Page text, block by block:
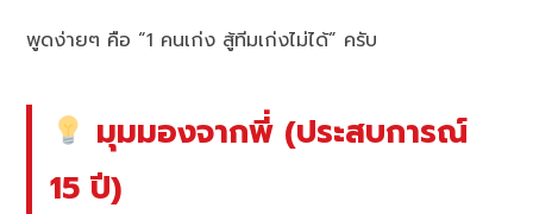
พูดง่ายๆ คือ “1 คนเก่ง สู้ทีมเก่งไม่ได้” ครับ
มุมมองจากพี่ (ประสบการณ์
15 ปี)